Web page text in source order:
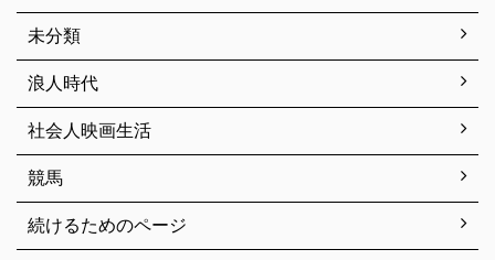
未分類
浪人時代
社会人映画生活
競馬
続けるためのページ